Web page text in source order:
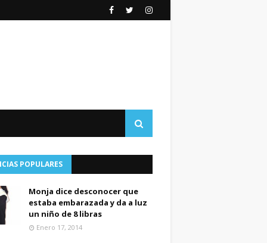
POPULARES
Monja dice desconocer que
estaba embarazada y da a luz
un niño de 8 libras
Enero 17, 2014